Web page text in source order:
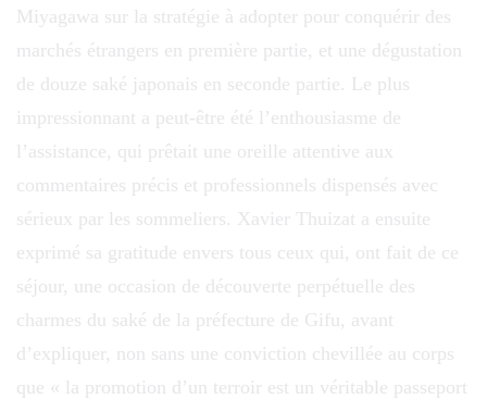
Miyagawa sur la stratégie à adopter pour conquérir des
marchés étrangers en première partie, et une dégustation
de douze saké japonais en seconde partie. Le plus
impressionnant a peut-être été l’enthousiasme de
l’assistance, qui prêtait une oreille attentive aux
commentaires précis et professionnels dispensés avec
sérieux par les sommeliers. Xavier Thuizat a ensuite
exprimé sa gratitude envers tous ceux qui, ont fait de ce
séjour, une occasion de découverte perpétuelle des
charmes du saké de la préfecture de Gifu, avant
d’expliquer, non sans une conviction chevillée au corps
que « la promotion d’un terroir est un véritable passeport